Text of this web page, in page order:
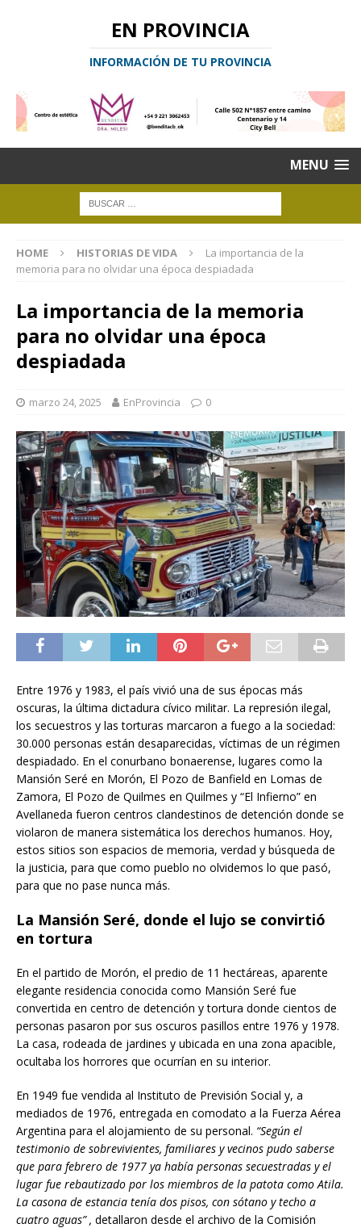
EN PROVINCIA
INFORMACIÓN DE TU PROVINCIA
MENU
HOME HISTORIAS DE VIDA
La importancia de la
memoria para no olvidar una época despiadada
La importancia de la memoria
para no olvidar una época
despiadada
marzo 24, 2025 EnProvincia 0
Entre 1976 y 1983, el país vivió una de sus épocas más
oscuras, la última dictadura cívico militar. La represión ilegal,
los secuestros y las torturas marcaron a fuego a la sociedad:
30.000 personas están desaparecidas, víctimas de un régimen
despiadado. En el conurbano bonaerense, lugares como la
Mansión Seré en Morón, El Pozo de Banfield en Lomas de
Zamora, El Pozo de Quilmes en Quilmes y “El Infierno” en
Avellaneda fueron centros clandestinos de detención donde se
violaron de manera sistemática los derechos humanos. Hoy,
estos sitios son espacios de memoria, verdad y búsqueda de
la justicia, para que como pueblo no olvidemos lo que pasó,
para que no pase nunca más.
La Mansión Seré, donde el lujo se convirtió
en tortura
En el partido de Morón, el predio de 11 hectáreas, aparente
elegante residencia conocida como Mansión Seré fue
convertida en centro de detención y tortura donde cientos de
personas pasaron por sus oscuros pasillos entre 1976 y 1978.
La casa, rodeada de jardines y ubicada en una zona apacible,
ocultaba los horrores que ocurrían en su interior.
En 1949 fue vendida al Instituto de Previsión Social y, a
mediados de 1976, entregada en comodato a la Fuerza Aérea
Argentina para el alojamiento de su personal. “Según el
testimonio de sobrevivientes, familiares y vecinos pudo saberse
que para febrero de 1977 ya había personas secuestradas y el
lugar fue rebautizado por los miembros de la patota como Atila.
La casona de estancia tenía dos pisos, con sótano y techo a
cuatro aguas” , detallaron desde el archivo de la Comisión